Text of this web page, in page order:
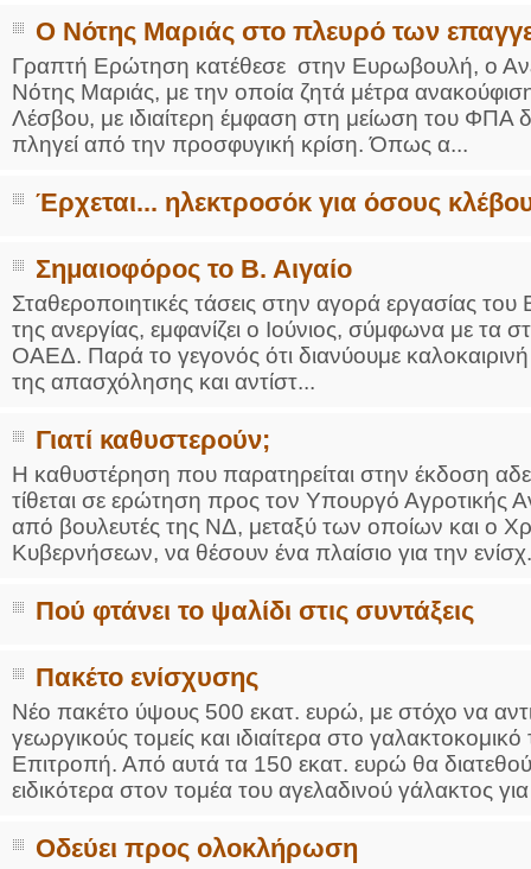
Ο Νότης Μαριάς στο πλευρό των
Γραπτή Ερώτηση κατέθεσε στην Ευρωβουλή, ο
Νότης Μαριάς, με την οποία ζητά μέτρα
Λέσβου, με ιδιαίτερη έμφαση στη μείωση του ΦΠΑ
πληγεί από την προσφυγική κρίση. Όπως α...
Έρχεται... ηλεκτροσόκ για όσους
Σημαιοφόρος το Β. Αιγαίο
Σταθεροποιητικές τάσεις στην αγορά εργασίας
της ανεργίας, εμφανίζει ο Ιούνιος, σύμφωνα με τα
ΟΑΕΔ. Παρά το γεγονός ότι διανύουμε
της απασχόλησης και αντίστ...
Γιατί καθυστερούν;
Η καθυστέρηση που παρατηρείται στην έκδοση
τίθεται σε ερώτηση προς τον Υπουργό
από βουλευτές της ΝΔ, μεταξύ των οποίων και ο
Κυβερνήσεων, να θέσουν ένα πλαίσιο για την
Πού φτάνει το ψαλίδι στις συντάξεις
Πακέτο ενίσχυσης
Νέο πακέτο ύψους 500 εκατ. ευρώ, με στόχο να
γεωργικούς τομείς και ιδιαίτερα στο
Επιτροπή. Από αυτά τα 150 εκατ. ευρώ θα
ειδικότερα στον τομέα του αγελαδινού γάλακτος
Οδεύει προς ολοκλήρωση